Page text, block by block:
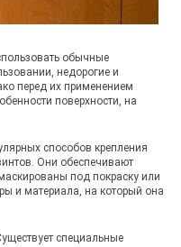
обычные
недорогие и
перед их применением
поверхности, на
способов крепления
Они обеспечивают
под покраску или
и материала, на который она
специальные